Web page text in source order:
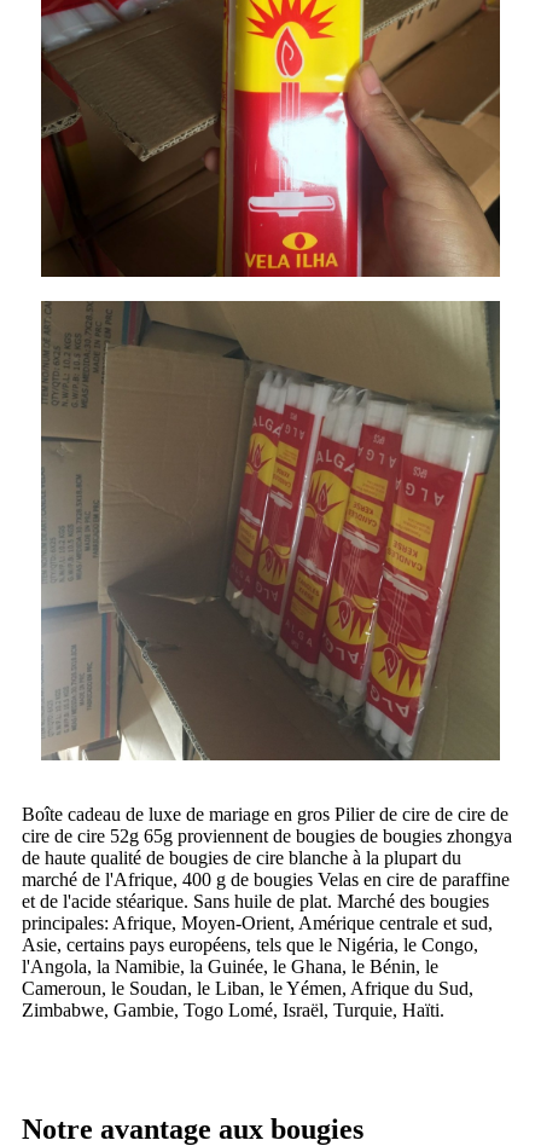
Boîte cadeau de luxe de mariage en gros Pilier de cire de cire de
cire de cire 52g 65g proviennent de bougies de bougies zhongya
de haute qualité de bougies de cire blanche à la plupart du
marché de l'Afrique, 400 g de bougies Velas en cire de paraffine
et de l'acide stéarique. Sans huile de plat. Marché des bougies
principales: Afrique, Moyen-Orient, Amérique centrale et sud,
Asie, certains pays européens, tels que le Nigéria, le Congo,
l'Angola, la Namibie, la Guinée, le Ghana, le Bénin, le
Cameroun, le Soudan, le Liban, le Yémen, Afrique du Sud,
Zimbabwe, Gambie, Togo Lomé, Israël, Turquie, Haïti.
Notre avantage aux bougies